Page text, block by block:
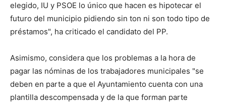
elegido, IU y PSOE lo único que hacen es hipotecar el
futuro del municipio pidiendo sin ton ni son todo tipo de
préstamos", ha criticado el candidato del PP.
Asimismo, considera que los problemas a la hora de
pagar las nóminas de los trabajadores municipales "se
deben en parte a que el Ayuntamiento cuenta con una
plantilla descompensada y de la que forman parte